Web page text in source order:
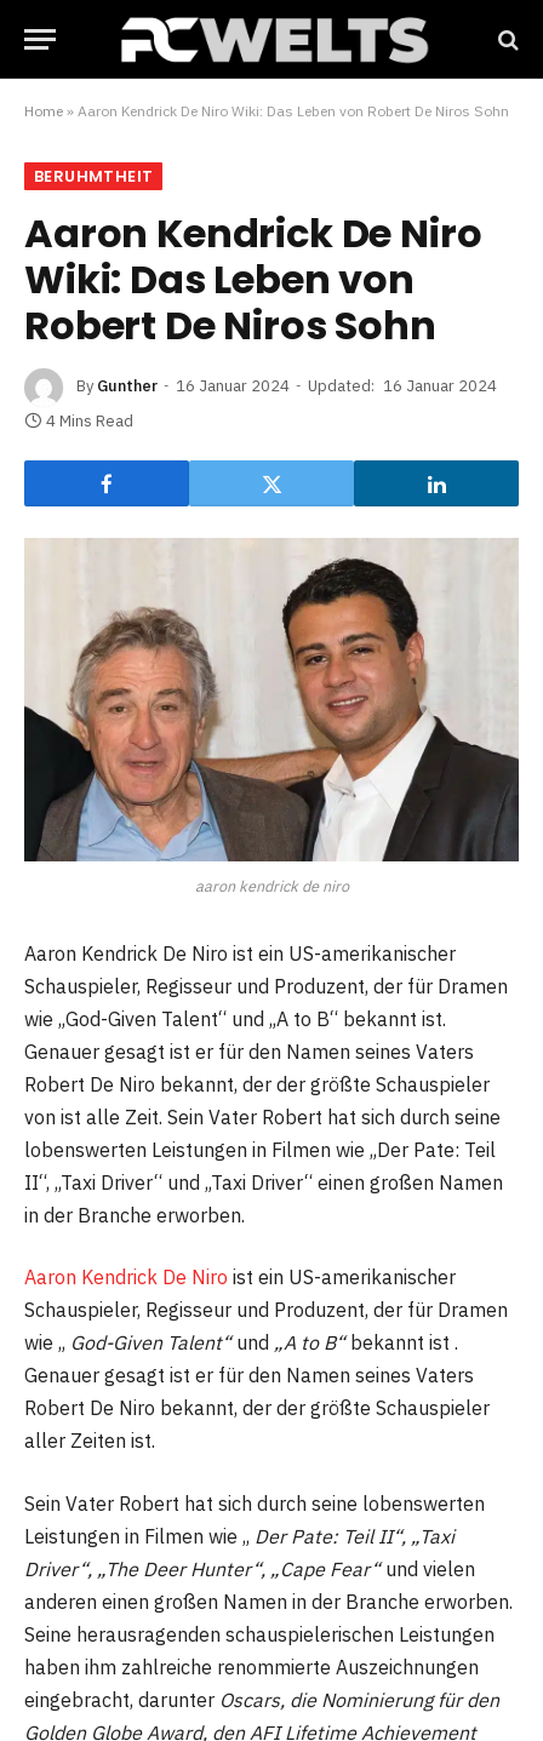
Home » Aaron Kendrick De Niro Wiki: Das Leben von Robert De Niros Sohn
BERUHMTHEIT
Aaron Kendrick De Niro
Wiki: Das Leben von
Robert De Niros Sohn
By Gunther 16 Januar 2024 Updated: 16 Januar 2024
4 Mins Read
aaron kendrick de niro
Aaron Kendrick De Niro ist ein US-amerikanischer
Schauspieler, Regisseur und Produzent, der für Dramen
wie „God-Given Talent“ und „A to B“ bekannt ist.
Genauer gesagt ist er für den Namen seines Vaters
Robert De Niro bekannt, der der größte Schauspieler
von ist alle Zeit. Sein Vater Robert hat sich durch seine
lobenswerten Leistungen in Filmen wie „Der Pate: Teil
II“, „Taxi Driver“ und „Taxi Driver“ einen großen Namen
in der Branche erworben.
Aaron Kendrick De Niro ist ein US-amerikanischer
Schauspieler, Regisseur und Produzent, der für Dramen
wie „ God-Given Talent“und „A to B“bekannt ist .
Genauer gesagt ist er für den Namen seines Vaters
Robert De Niro bekannt, der der größte Schauspieler
aller Zeiten ist.
Sein Vater Robert hat sich durch seine lobenswerten
Leistungen in Filmen wie „ Der Pate: Teil II“, „Taxi
Driver“, „The Deer Hunter“, „Cape Fear“und vielen
anderen einen großen Namen in der Branche erworben.
Seine herausragenden schauspielerischen Leistungen
haben ihm zahlreiche renommierte Auszeichnungen
eingebracht, darunter Oscars, die Nominierung für den
Golden Globe Award, den AFI Lifetime Achievement